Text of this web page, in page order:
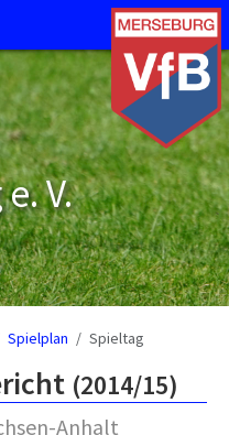
V.
Spielplan Spieltag
(2014/15)
Anhalt